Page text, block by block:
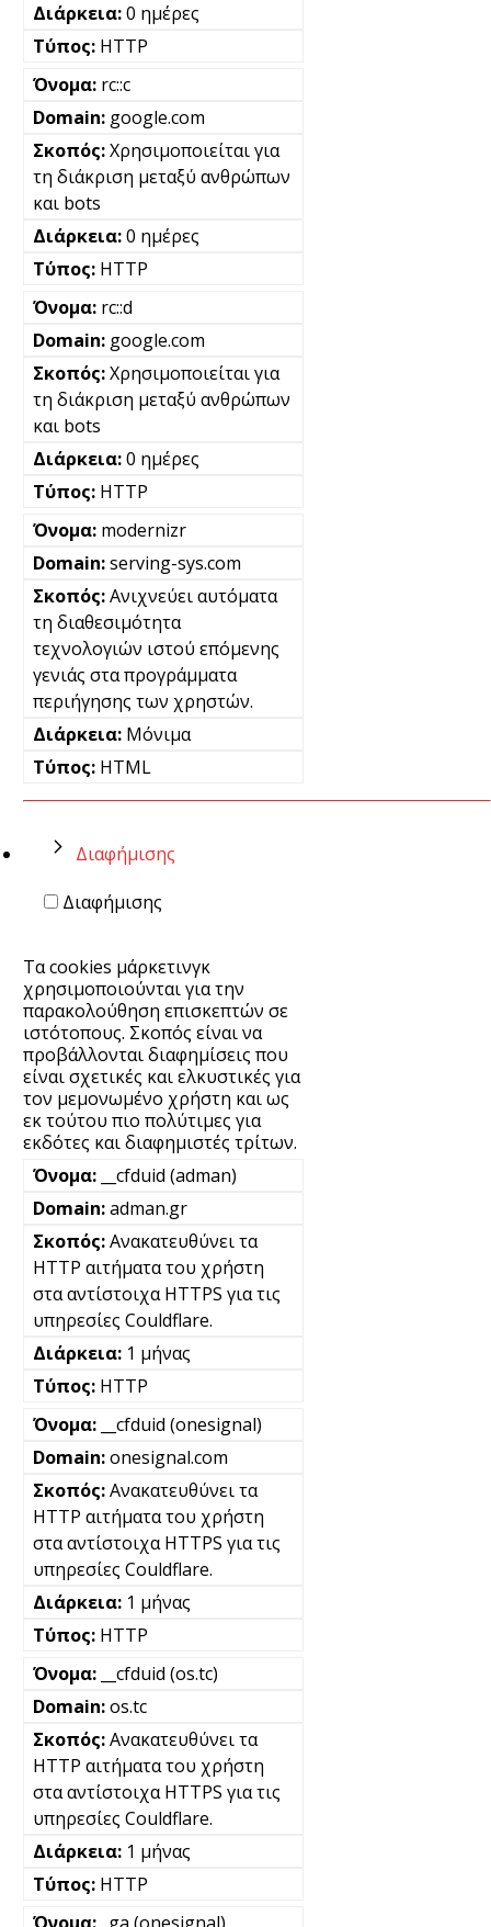
0 ημέρες
HTTP
rc::c
google.com
Χρησιμοποιείται για
τη διάκριση μεταξύ ανθρώπων
και bots
0 ημέρες
HTTP
rc::d
google.com
Χρησιμοποιείται για
τη διάκριση μεταξύ ανθρώπων
και bots
0 ημέρες
HTTP
modernizr
serving-sys.com
Ανιχνεύει αυτόματα
τη διαθεσιμότητα
τεχνολογιών ιστού επόμενης
γενιάς στα προγράμματα
περιήγησης των χρηστών.
Μόνιμα
HTML
Διαφήμισης
Διαφήμισης
Τα cookies μάρκετινγκ
χρησιμοποιούνται για την
παρακολούθηση επισκεπτών σε
ιστότοπους. Σκοπός είναι να
προβάλλονται διαφημίσεις που
είναι σχετικές και ελκυστικές για
τον μεμονωμένο χρήστη και ως
εκ τούτου πιο πολύτιμες για
εκδότες και διαφημιστές τρίτων.
__cfduid (adman)
adman.gr
Ανακατευθύνει τα
HTTP αιτήματα του χρήστη
στα αντίστοιχα HTTPS για τις
υπηρεσίες Couldflare.
1 μήνας
HTTP
__cfduid (onesignal)
onesignal.com
Ανακατευθύνει τα
HTTP αιτήματα του χρήστη
στα αντίστοιχα HTTPS για τις
υπηρεσίες Couldflare.
1 μήνας
HTTP
__cfduid (os.tc)
os.tc
Ανακατευθύνει τα
HTTP αιτήματα του χρήστη
στα αντίστοιχα HTTPS για τις
υπηρεσίες Couldflare.
1 μήνας
HTTP